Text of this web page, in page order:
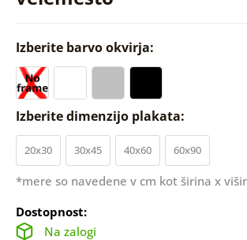
Izberite barvo okvirja:
Izberite dimenzijo plakata:
20x30 30x45 40x60 60x90
*mere so navedene v cm kot širina x
Dostopnost:
Na zalogi